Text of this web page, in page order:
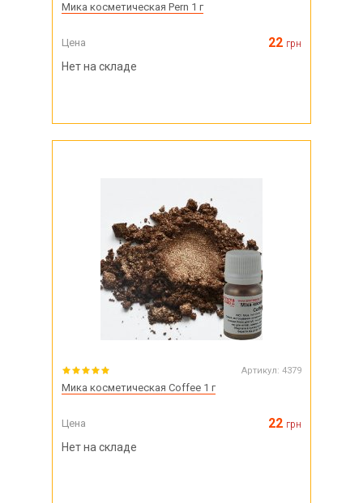
Мика косметическая Pern 1 г
Цена 22 грн
Нет на складе
Артикул: 4379
Мика косметическая Coffee 1 г
Цена 22 грн
Нет на складе